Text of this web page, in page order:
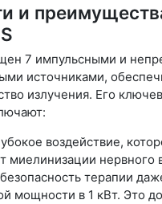
и
7 импульсными и
источниками,
излучения. Его
воздействие,
миелинизации нервного
терапии
мощности в 1 кВт. Это